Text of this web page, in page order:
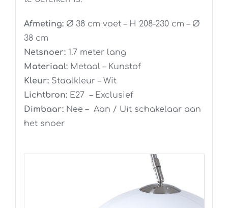
Afmeting:Ø 38 cm voet – H 208-230 cm – Ø
38 cm
Netsnoer: 1.7 meter lang
Materiaal:Metaal – Kunstof
Kleur:Staalkleur – Wit
Lichtbron:E27 – Exclusief
Dimbaar:Nee – Aan / Uit schakelaar aan
het snoer